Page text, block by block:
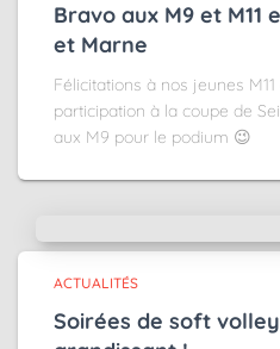
Bravo aux M9 et M11
et Marne
Félicitations à nos jeunes
participation à la coupe de
aux M9 pour le podium 😉
ACTUALITÉS
Soirées de soft